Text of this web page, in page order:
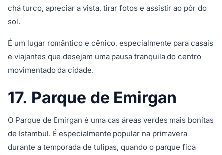
chá turco, apreciar a vista, tirar fotos e assistir ao pôr do
sol.
É um lugar romântico e cênico, especialmente para casais
e viajantes que desejam uma pausa tranquila do centro
movimentado da cidade.
17. Parque de Emirgan
O Parque de Emirgan é uma das áreas verdes mais bonitas
de Istambul. É especialmente popular na primavera
durante a temporada de tulipas, quando o parque fica